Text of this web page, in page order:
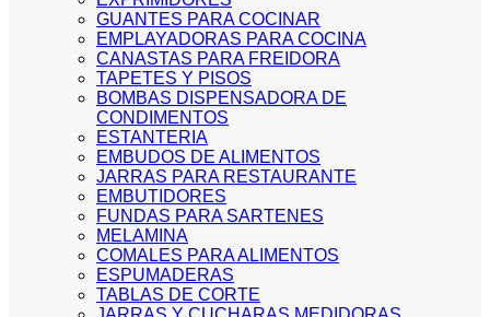
GUANTES PARA COCINAR
EMPLAYADORAS PARA COCINA
CANASTAS PARA FREIDORA
TAPETES Y PISOS
BOMBAS DISPENSADORA DE
CONDIMENTOS
ESTANTERIA
EMBUDOS DE ALIMENTOS
JARRAS PARA RESTAURANTE
EMBUTIDORES
FUNDAS PARA SARTENES
MELAMINA
COMALES PARA ALIMENTOS
ESPUMADERAS
TABLAS DE CORTE